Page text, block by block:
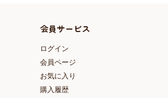
会員サービス
ログイン
会員ページ
お気に入り
購入履歴